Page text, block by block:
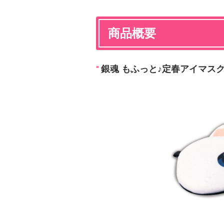
商品概要
銀魂 もふっと♪定春アイマス